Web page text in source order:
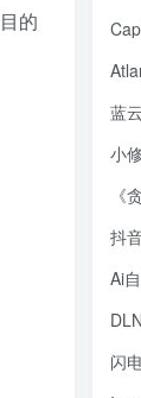
的
《
抖
Ai